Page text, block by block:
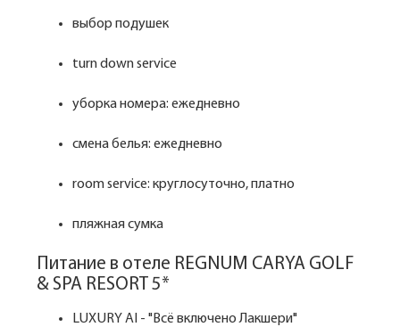
выбор подушек
turn down service
уборка номера: ежедневно
смена белья: ежедневно
room service: круглосуточно, платно
пляжная сумка
Питание в отеле REGNUM CARYA GOLF
& SPA RESORT 5*
LUXURY AI - "Всё включено Лакшери"